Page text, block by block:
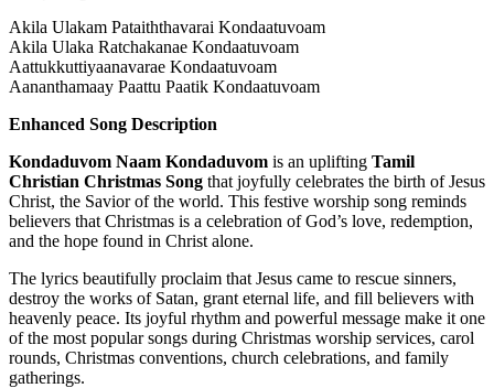
Akila Ulakam Pataiththavarai Kondaatuvoam
Akila Ulaka Ratchakanae Kondaatuvoam
Aattukkuttiyaanavarae Kondaatuvoam
Aananthamaay Paattu Paatik Kondaatuvoam
Enhanced Song Description
Kondaduvom Naam Kondaduvom is an uplifting Tamil
Christian Christmas Song that joyfully celebrates the birth of Jesus
Christ, the Savior of the world. This festive worship song reminds
believers that Christmas is a celebration of God’s love, redemption,
and the hope found in Christ alone.
The lyrics beautifully proclaim that Jesus came to rescue sinners,
destroy the works of Satan, grant eternal life, and fill believers with
heavenly peace. Its joyful rhythm and powerful message make it one
of the most popular songs during Christmas worship services, carol
rounds, Christmas conventions, church celebrations, and family
gatherings.